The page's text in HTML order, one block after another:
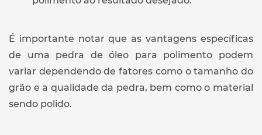
É importante notar que as vantagens específicas
de uma pedra de óleo para polimento podem
variar dependendo de fatores como o tamanho do
grão e a qualidade da pedra, bem como o material
sendo polido.